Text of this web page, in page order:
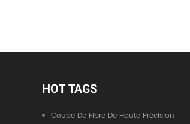
HOT TAGS
Coupe De Fibre De Haute Précision